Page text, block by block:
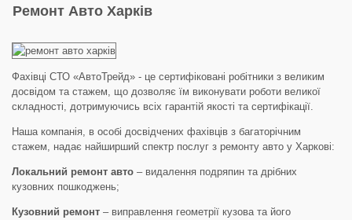
Ремонт Авто Харків
Фахівці СТО «АвтоТрейд» - це сертифіковані робітники з великим
досвідом та стажем, що дозволяє їм виконувати роботи великої
складності, дотримуючись всіх гарантій якості та сертифікації.
Наша компанія, в особі досвідчених фахівців з багаторічним
стажем, надає найширший спектр послуг з ремонту авто у Харкові:
Локальний ремонт авто – видалення подряпин та дрібних
кузовних пошкоджень;
Кузовний ремонт – виправлення геометрії кузова та його